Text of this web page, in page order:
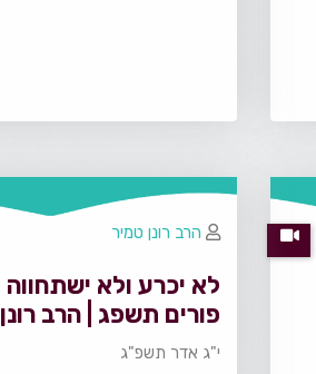
לא יכרע ולא ישתחווה |
פורים תשפג | הרב רונן
טמיר
י"ג אדר תשפ"ג
הרב רונן טמיר